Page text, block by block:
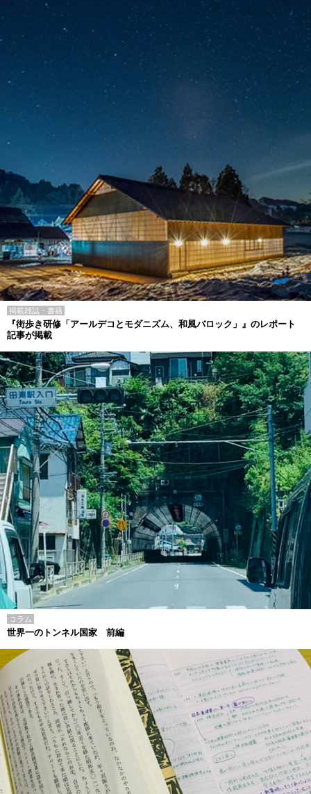
掲載雑誌・書籍
『街歩き研修「アールデコとモダニズム、和風バロック」』のレポート
記事が掲載
コラム
世界一のトンネル国家 前編